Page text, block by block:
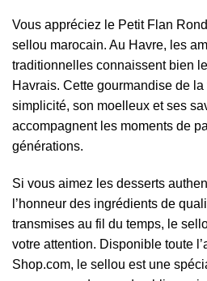
Vous appréciez le Petit Flan
sellou marocain. Au Havre, les
traditionnelles connaissent bien
Havrais. Cette gourmandise de
simplicité, son moelleux et ses
accompagnent les moments de
générations.
Si vous aimez les desserts
l’honneur des ingrédients de
transmises au fil du temps, le
votre attention. Disponible toute
Shop.com, le sellou est une